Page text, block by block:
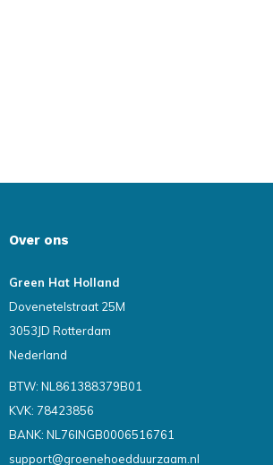
Over ons
Green Hat Holland
Dovenetelstraat 25M
3053JD Rotterdam
Nederland
BTW: NL861388379B01
KVK: 78423856
BANK: NL76INGB0006516761
support@groenehoedduurzaam.nl